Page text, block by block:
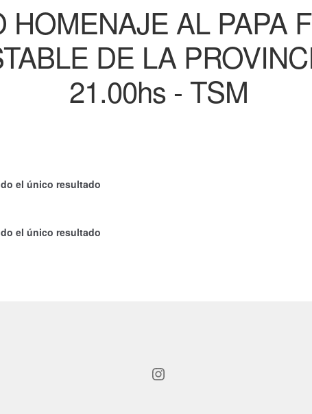
HOMENAJE AL PAPA
DE LA
21.00hs - TSM
el único resultado
el único resultado
Instagram